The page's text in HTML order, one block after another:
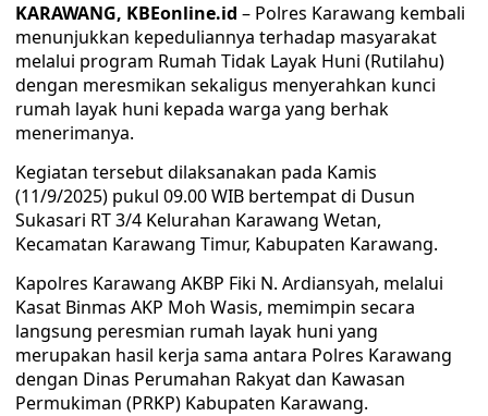
KARAWANG, KBEonline.id – Polres Karawang kembali
menunjukkan kepeduliannya terhadap masyarakat
melalui program Rumah Tidak Layak Huni (Rutilahu)
dengan meresmikan sekaligus menyerahkan kunci
rumah layak huni kepada warga yang berhak
menerimanya.
Kegiatan tersebut dilaksanakan pada Kamis
(11/9/2025) pukul 09.00 WIB bertempat di Dusun
Sukasari RT 3/4 Kelurahan Karawang Wetan,
Kecamatan Karawang Timur, Kabupaten Karawang.
Kapolres Karawang AKBP Fiki N. Ardiansyah, melalui
Kasat Binmas AKP Moh Wasis, memimpin secara
langsung peresmian rumah layak huni yang
merupakan hasil kerja sama antara Polres Karawang
dengan Dinas Perumahan Rakyat dan Kawasan
Permukiman (PRKP) Kabupaten Karawang.